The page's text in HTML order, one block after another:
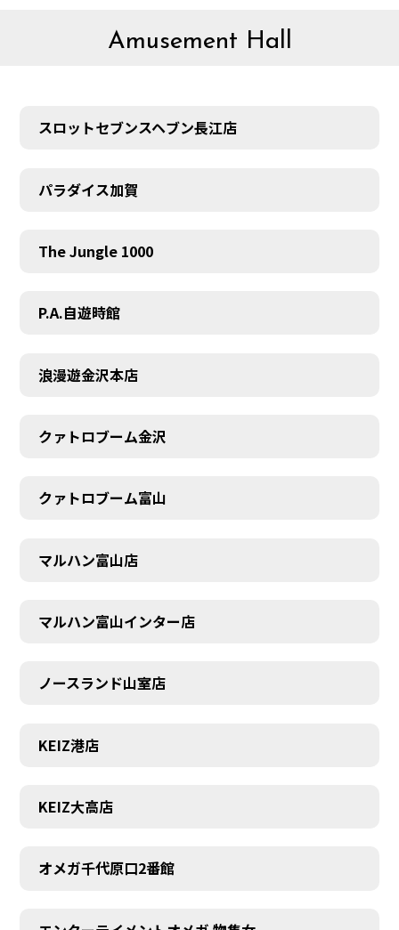
Amusement Hall
スロットセブンスヘブン長江店
パラダイス加賀
The Jungle 1000
P.A.自遊時館
浪漫遊金沢本店
クァトロブーム金沢
クァトロブーム富山
マルハン富山店
マルハン富山インター店
ノースランド山室店
KEIZ港店
KEIZ大高店
オメガ千代原口2番館